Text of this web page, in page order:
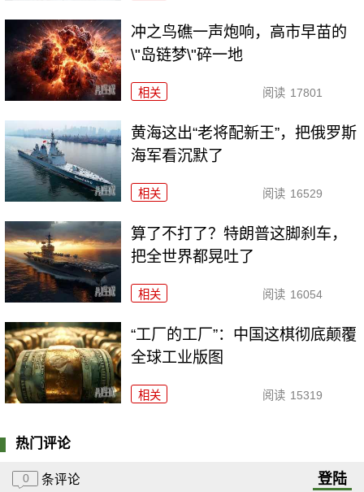
冲之鸟礁一声炮响，高市早苗的
\"岛链梦\"碎一地
相关 阅读 17801
黄海这出“老将配新王”，把俄罗斯
海军看沉默了
相关 阅读 16529
算了不打了？特朗普这脚刹车，
把全世界都晃吐了
相关 阅读 16054
“工厂的工厂”：中国这棋彻底颠覆
全球工业版图
相关 阅读 15319
热门评论
0 条评论 登陆